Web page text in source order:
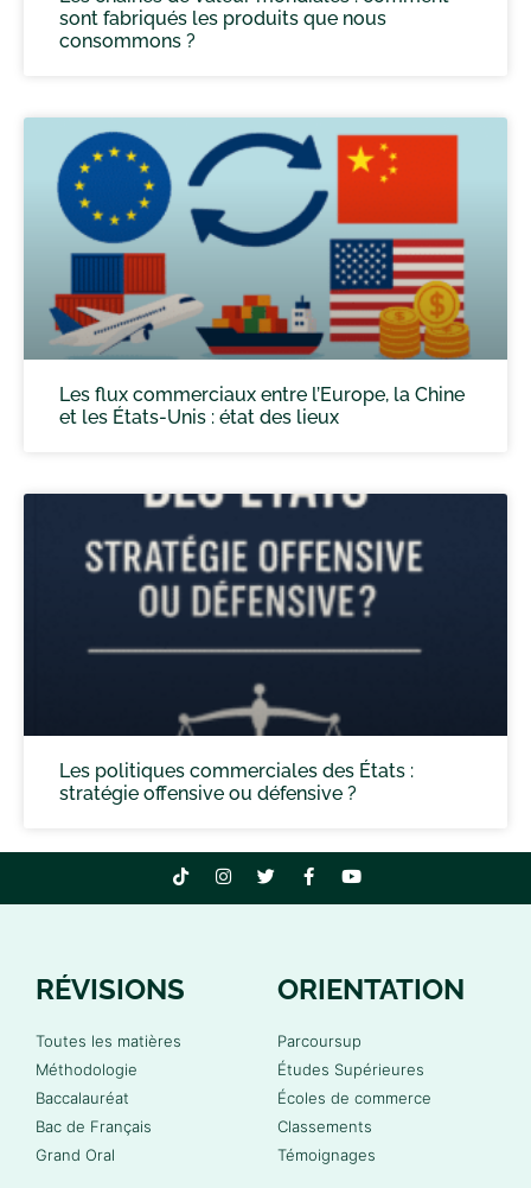
sont fabriqués les produits que nous
consommons ?
Les flux commerciaux entre l’Europe, la Chine
et les États-Unis : état des lieux
Les politiques commerciales des États :
stratégie offensive ou défensive ?
RÉVISIONS
Toutes les matières
Méthodologie
Baccalauréat
Bac de Français
Grand Oral
ORIENTATION
Parcoursup
Études Supérieures
Écoles de commerce
Classements
Témoignages